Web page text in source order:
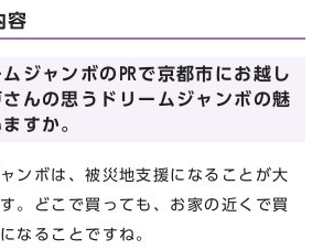
容
ジャンボの㏚で京都市にお越し
んの思うドリームジャンボの魅
すか。
ンボは、被災地支援になることが大
。どこで買っても、お家の近くで買
なることですね。